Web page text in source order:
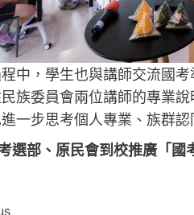
中，學生也與講師交流國
族委員會兩位講師的專業
一步思考個人專業、族群
選部、原民會到校推廣「國